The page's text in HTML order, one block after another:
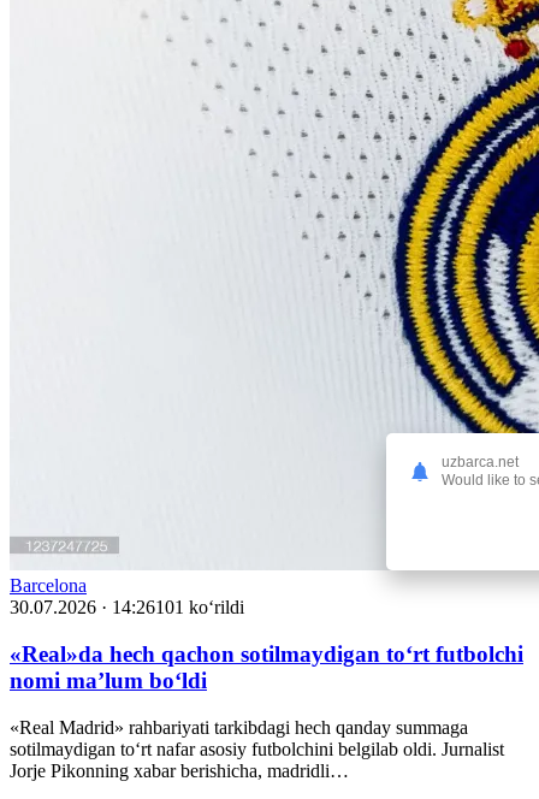
Barcelona
30.07.2026 · 14:26101 ko‘rildi
«Real»da hech qachon sotilmaydigan to‘rt futbolchi
nomi ma’lum bo‘ldi
«Real Madrid» rahbariyati tarkibdagi hech qanday summaga
sotilmaydigan to‘rt nafar asosiy futbolchini belgilab oldi. Jurnalist
Jorje Pikonning xabar berishicha, madridli…
uzbarca.net
Would like to